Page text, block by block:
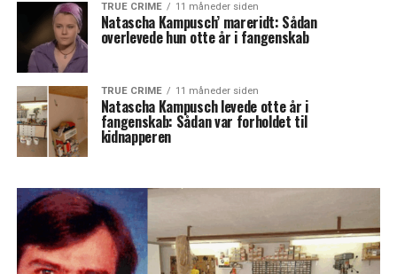
TRUE CRIME 11 måneder siden
Natascha Kampusch’ mareridt: Sådan
overlevede hun otte år i fangenskab
TRUE CRIME 11 måneder siden
Natascha Kampusch levede otte år i
fangenskab: Sådan var forholdet til
kidnapperen